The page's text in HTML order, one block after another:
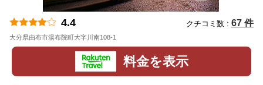
4.4 クチコミ数 : 67 件
大分県由布市湯布院町大字川南108-1
料金を表示